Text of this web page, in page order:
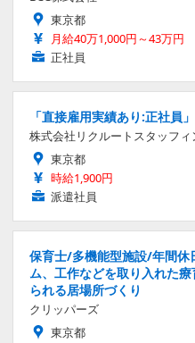
東京都
月給40万1,000円～43万円
正社員
「直接雇用実績あり:正社員
株式会社リクルートスタッフィ
東京都
時給1,900円
派遣社員
保育士/多機能型施設/年間
ム、工作などを取り入れた
られる居場所づくり
クリッパーズ
東京都